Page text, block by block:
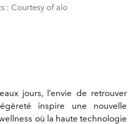
: Courtesy of alo
jours, l’envie de retrouver
inspire une nouvelle
où la haute technologie